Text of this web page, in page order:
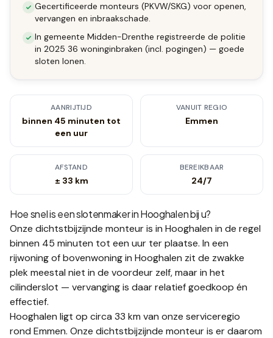
Gecertificeerde monteurs (PKVW/SKG) voor openen,
vervangen en inbraakschade.
In gemeente Midden-Drenthe registreerde de politie
in 2025 36 woninginbraken (incl. pogingen) — goede
sloten lonen.
AANRIJTIJD
binnen 45 minuten tot
een uur
VANUIT REGIO
Emmen
AFSTAND
± 33 km
BEREIKBAAR
24/7
Hoe snel is een slotenmaker inHooghalenbij u?
Onze dichtstbijzijnde monteur is in Hooghalen in de regel
binnen 45 minuten tot een uur ter plaatse. In een
rijwoning of bovenwoning in Hooghalen zit de zwakke
plek meestal niet in de voordeur zelf, maar in het
cilinderslot — vervanging is daar relatief goedkoop én
effectief.
Hooghalen ligt op circa 33 km van onze serviceregio
rond Emmen. Onze dichtstbijzijnde monteur is er daarom